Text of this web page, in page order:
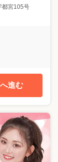
都宮105号
進む